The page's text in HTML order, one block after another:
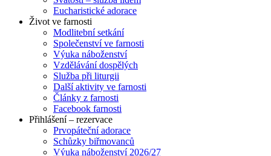
Eucharistické adorace
Život ve farnosti
Modlitební setkání
Společenství ve farnosti
Výuka náboženství
Vzdělávání dospělých
Služba při liturgii
Další aktivity ve farnosti
Články z farnosti
Facebook farnosti
Přihlášení – rezervace
Prvopáteční adorace
Schůzky biřmovanců
Výuka náboženství 2026/27